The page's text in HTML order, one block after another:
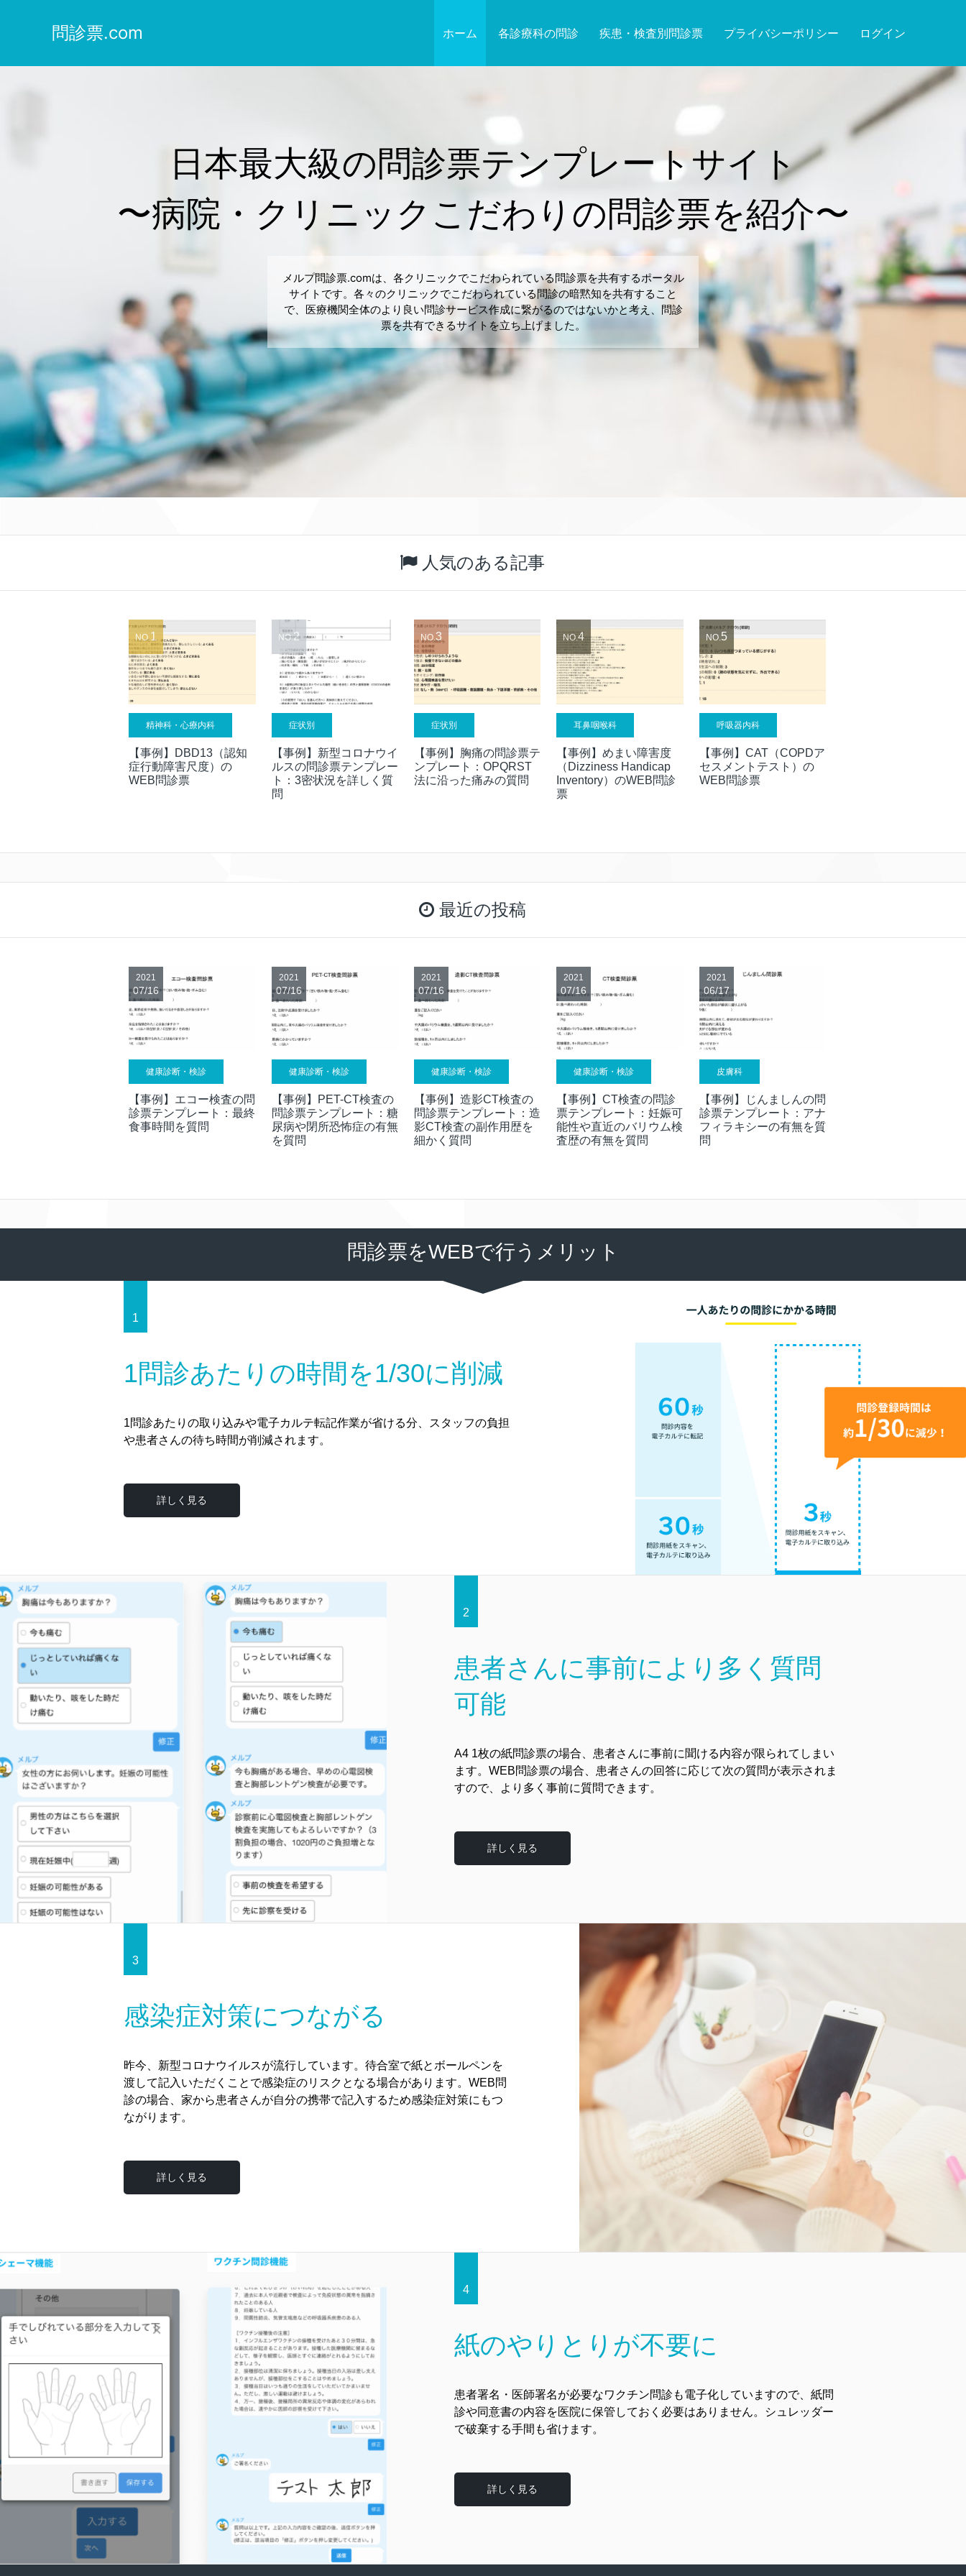
問診票.com ホーム 各診療科の問診 疾患・検査別問診票 プライバシーポリシー ログイン
日本最大級の問診票テンプレートサイト
〜病院・クリニックこだわりの問診票を紹介〜
メルプ問診票.comは、各クリニックでこだわられている問診票を共有するポータル
サイトです。各々のクリニックでこだわられている問診の暗黙知を共有すること
で、医療機関全体のより良い問診サービス作成に繋がるのではないかと考え、問診
票を共有できるサイトを立ち上げました。
人気のある記事
精神科・心療内科
【事例】DBD13（認知
症行動障害尺度）の
WEB問診票
NO.1
症状別
【事例】新型コロナウイ
ルスの問診票テンプレー
ト：3密状況を詳しく質
問
NO.2
症状別
【事例】胸痛の問診票テ
ンプレート：OPQRST
法に沿った痛みの質問
NO.3
耳鼻咽喉科
【事例】めまい障害度
（Dizziness Handicap
Inventory）のWEB問診
票
NO.4
呼吸器内科
【事例】CAT（COPDア
セスメントテスト）の
WEB問診票
NO.5
最近の投稿
健康診断・検診
【事例】エコー検査の問
診票テンプレート：最終
食事時間を質問
2021
07/16
健康診断・検診
【事例】PET-CT検査の
問診票テンプレート：糖
尿病や閉所恐怖症の有無
を質問
2021
07/16
健康診断・検診
【事例】造影CT検査の
問診票テンプレート：造
影CT検査の副作用歴を
細かく質問
2021
07/16
健康診断・検診
【事例】CT検査の問診
票テンプレート：妊娠可
能性や直近のバリウム検
査歴の有無を質問
2021
07/16
皮膚科
【事例】じんましんの問
診票テンプレート：アナ
フィラキシーの有無を質
問
2021
06/17
問診票をWEBで行うメリット
1
1問診あたりの時間を1/30に削減
1問診あたりの取り込みや電子カルテ転記作業が省ける分、スタッフの負担
や患者さんの待ち時間が削減されます。
詳しく見る
2
患者さんに事前により多く質問
可能
A4 1枚の紙問診票の場合、患者さんに事前に聞ける内容が限られてしまい
ます。WEB問診票の場合、患者さんの回答に応じて次の質問が表示されま
すので、より多く事前に質問できます。
詳しく見る
3
感染症対策につながる
昨今、新型コロナウイルスが流行しています。待合室で紙とボールペンを
渡して記入いただくことで感染症のリスクとなる場合があります。WEB問
診の場合、家から患者さんが自分の携帯で記入するため感染症対策にもつ
ながります。
詳しく見る
4
紙のやりとりが不要に
患者署名・医師署名が必要なワクチン問診も電子化していますので、紙問
診や同意書の内容を医院に保管しておく必要はありません。シュレッダー
で破棄する手間も省けます。
詳しく見る